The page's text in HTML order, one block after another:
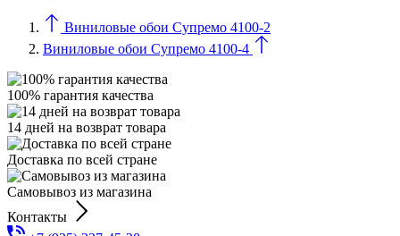
Виниловые обои Супремо 4100-2
Виниловые обои Супремо 4100-4
100% гарантия качества
14 дней на возврат товара
Доставка по всей стране
Самовывоз из магазина
Контакты